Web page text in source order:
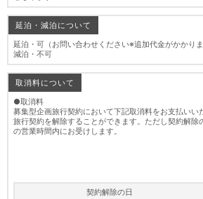
延泊・減泊について
延泊・可（お問い合わせください※追加代金がかかりま
減泊・不可
取消料について
●取消料
募集型企画旅行契約において下記取消料をお支払いい
旅行契約を解除することができます。ただし契約解除
の営業時間内にお受けします。
契約解除の日